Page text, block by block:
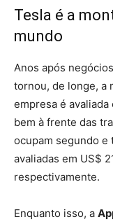
Tesla é a
mundo
Anos após
tornou, de longe, a
empresa é
bem à frente das
ocupam segundo e
avaliadas em US$
respectivamente.
Enquanto isso, a